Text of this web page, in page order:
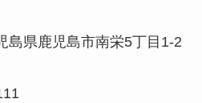
島県鹿児島市南栄5丁目1-2